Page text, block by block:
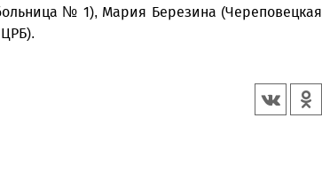
№ 1), Мария Березина (Череповецкая